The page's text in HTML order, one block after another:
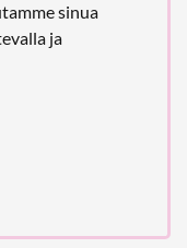
sinua
ja